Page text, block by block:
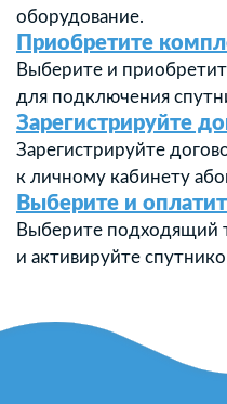
оборудование.
Приобретите
Выберите и
для подключения
Зарегистрируйте
Зарегистрируйте
к личному кабинету
Выберите и
Выберите подходящий
и активируйте